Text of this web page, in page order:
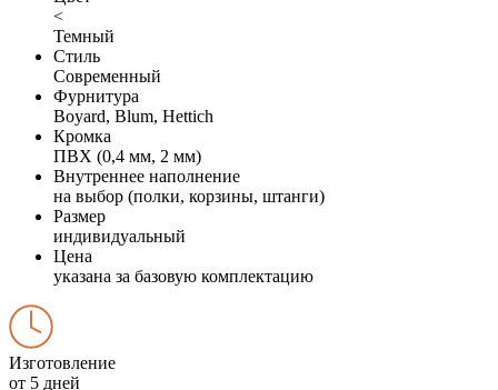
<
Темный
Стиль
Современный
Фурнитура
Boyard, Blum, Hettich
Кромка
ПВХ (0,4 мм, 2 мм)
Внутреннее наполнение
на выбор (полки, корзины, штанги)
Размер
индивидуальный
Цена
указана за базовую комплектацию
Изготовление
от 5 дней